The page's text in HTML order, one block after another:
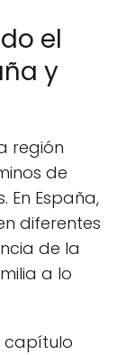
el
y
región
de
En España,
diferentes
de la
a lo
capítulo